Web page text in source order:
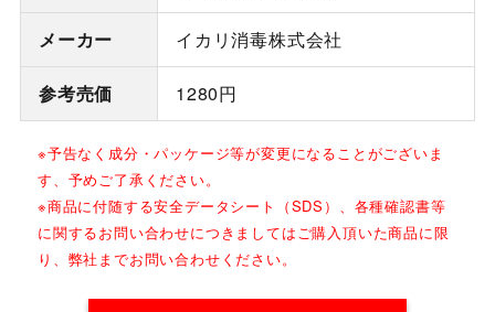
メーカー イカリ消毒株式会社
参考売価 1280円
※予告なく成分・パッケージ等が変更になることがございま
す、予めご了承ください。
※商品に付随する安全データシート（SDS）、各種確認書等
に関するお問い合わせにつきましてはご購入頂いた商品に限
り、弊社までお問い合わせください。